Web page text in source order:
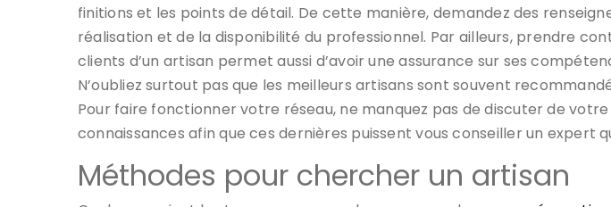
finitions et les points de détail. De cette manière, demandez des
réalisation et de la disponibilité du professionnel. Par ailleurs, prendre
clients d’un artisan permet aussi d’avoir une assurance sur ses
N’oubliez surtout pas que les meilleurs artisans sont souvent
Pour faire fonctionner votre réseau, ne manquez pas de discuter de
connaissances afin que ces dernières puissent vous conseiller un expert
Méthodes pour chercher un artisan